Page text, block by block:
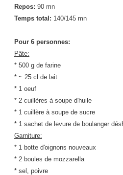
Repos: 90 mn
Temps total: 140/145 mn
Pour 6 personnes:
Pâte:
* 500 g de farine
* ~ 25 cl de lait
* 1 oeuf
* 2 cuillères à soupe d'huile
* 1 cuillère à soupe de sucre
* 1 sachet de levure de boulanger
Garniture:
* 1 botte d'oignons nouveaux
* 2 boules de mozzarella
* sel, poivre